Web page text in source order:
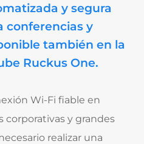
y segura
conferencias y
también en la
Ruckus One.
Wi-Fi fiable en
corporativas y grandes
realizar una